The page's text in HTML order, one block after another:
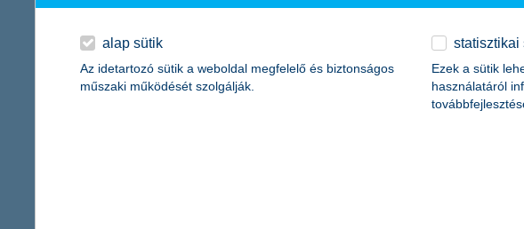
nem-életbiztosítási szegmens várható tendenciáit.
alap sütik
Az idetartozó sütik a weboldal megfelelő és biztonságos
műszaki működését szolgálják.
statisztikai
Ezek a sütik
használatáról